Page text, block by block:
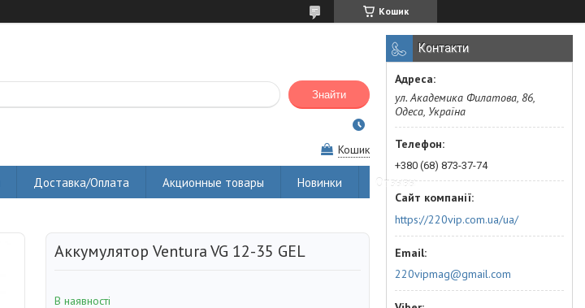
Кошик
Знайти
Кошик
Доставка/Оплата Акционные товары Новинки Отзывы
Аккумулятор Ventura VG 12-35 GEL
В наявності
Контакти
ул. Академика Филатова, 86,
Одеса, Україна
+380 (68) 873-37-74
https://220vip.com.ua/ua/
220vipmag@gmail.com